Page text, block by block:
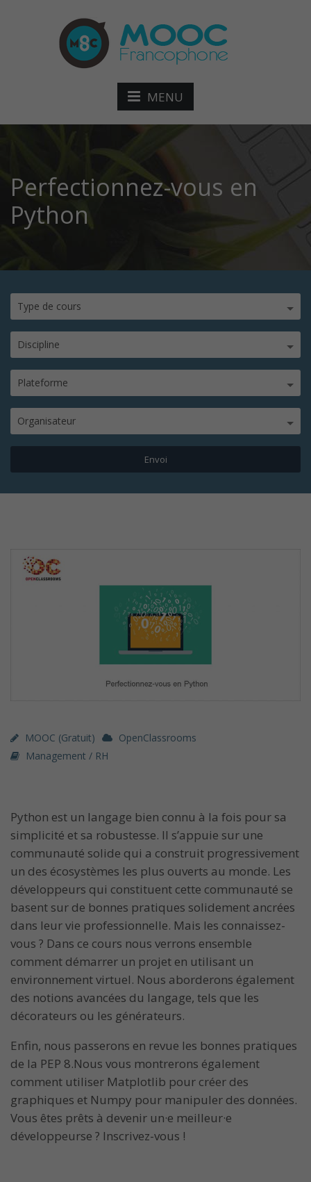
MENU
Perfectionnez-vous en
Python
Type de cours
Discipline
Plateforme
Organisateur
MOOC (gratuit)
OpenClassrooms
Management / RH
Python est un langage bien connu à la fois pour sa
simplicité et sa robustesse. Il s’appuie sur une
communauté solide qui a construit progressivement
un des écosystèmes les plus ouverts au monde. Les
développeurs qui constituent cette communauté se
basent sur de bonnes pratiques solidement ancrées
dans leur vie professionnelle. Mais les connaissez-
vous ? Dans ce cours nous verrons ensemble
comment démarrer un projet en utilisant un
environnement virtuel. Nous aborderons également
des notions avancées du langage, tels que les
décorateurs ou les générateurs.
Enfin, nous passerons en revue les bonnes pratiques
de la PEP 8.Nous vous montrerons également
comment utiliser Matplotlib pour créer des
graphiques et Numpy pour manipuler des données.
Vous êtes prêts à devenir un·e meilleur·e
développeurse ? Inscrivez-vous !